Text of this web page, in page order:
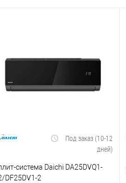
Под заказ (10-12
дней)
система Daichi DA25DVQ1-
DF25DV1-2